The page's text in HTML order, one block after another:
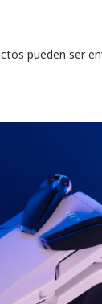
pueden ser